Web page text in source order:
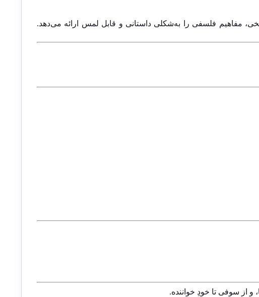
مفاهیم فلسفی را به‌شکلی داستانی و قابل لمس ارائه می‌دهد.
از سوفی تا خودِ خواننده.